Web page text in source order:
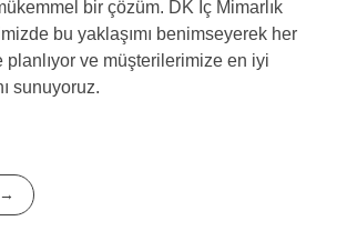
bir çözüm. DK İç Mimarlık
bu yaklaşımı benimseyerek her
planlıyor ve müşterilerimize en iyi
sunuyoruz.